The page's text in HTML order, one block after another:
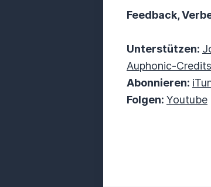
Feedback,
Unterstützen:
Auphonic-
Abonnieren:
Folgen: Youtube